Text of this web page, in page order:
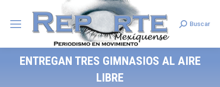
Search:
Buscar
ENTREGAN TRES GIMNASIOS AL AIRE
LIBRE